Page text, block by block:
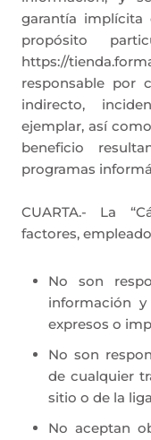
garantía
propósito
https://
responsable por
indirecto,
ejemplar, así
beneficio
programas
CUARTA.- La
factores,
No son
información
expresos o
No son
de cualquier
sitio o de la
No aceptan